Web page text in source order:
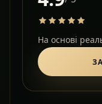
На основі